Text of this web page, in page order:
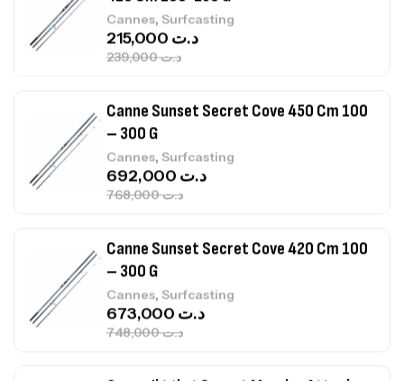
– 300 G
Cannes, Surfcasting
د.ت768,000
د.ت692,000
Canne Sunset Secret Cove 420 Cm 100
– 300 G
Cannes, Surfcasting
د.ت
د.ت 673,000
Canne Jigging Sunset Massive Attack
1.83m 120/250gr 30kg
Cannes, Jigging
د.ت
د.ت340,000